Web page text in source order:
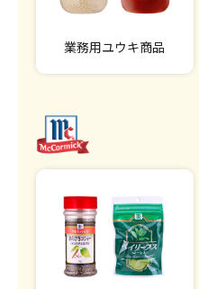
業務用ユウキ商品